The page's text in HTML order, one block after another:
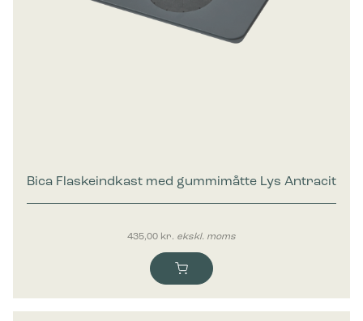
Bica Flaskeindkast med gummimåtte Lys Antracit
435,00 kr. ekskl. moms